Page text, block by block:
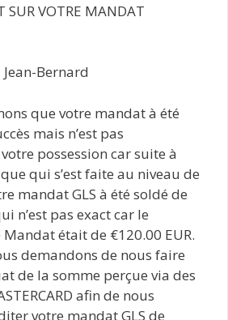
SUR VOTRE MANDAT
Jean-Bernard
que votre mandat à été
mais n’est pas
possession car suite à
qui s’est faite au niveau de
mandat GLS à été soldé de
n’est pas exact car le
était de €120.00 EUR.
demandons de nous faire
de la somme perçue via des
afin de nous
votre mandat GLS de